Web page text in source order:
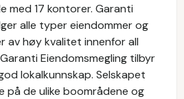
med 17 kontorer. Garanti
alle typer eiendommer og
av høy kvalitet innenfor all
Eiendomsmegling tilbyr
lokalkunnskap. Selskapet
på de ulike boområdene og